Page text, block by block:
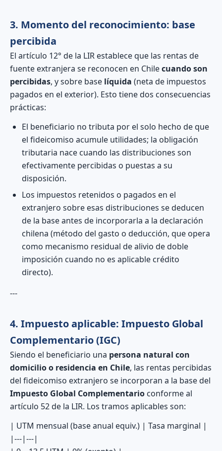
3. Momento del reconocimiento: base
percibida
El artículo 12° de la LIR establece que las rentas de
fuente extranjera se reconocen en Chilecuando son
percibidas, y sobre base líquida (neta de impuestos
pagados en el exterior). Esto tiene dos consecuencias
prácticas:
El beneficiario no tributa por el solo hecho de que
el fideicomiso acumule utilidades; la obligación
tributaria nace cuando las distribuciones son
efectivamente percibidas o puestas a su
disposición.
Los impuestos retenidos o pagados en el
extranjero sobre esas distribuciones se deducen
de la base antes de incorporarla a la declaración
chilena (método del gasto o deducción, que opera
como mecanismo residual de alivio de doble
imposición cuando no es aplicable crédito
directo).
---
4. Impuesto aplicable: Impuesto Global
Complementario (IGC)
Siendo el beneficiario una persona natural con
domicilio o residencia en Chile, las rentas percibidas
del fideicomiso extranjero se incorporan a la base del
Impuesto Global Complementario conforme al
artículo 52 de la LIR. Los tramos aplicables son:
| UTM mensual (base anual equiv.) | Tasa marginal |
|---|---|